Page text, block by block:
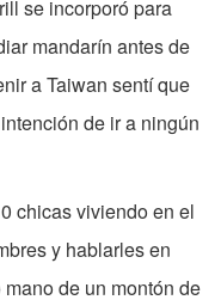
se incorporó para
mandarín antes de
a Taiwan sentí que
de ir a ningún
chicas viviendo en el
y hablarles en
de un montón de